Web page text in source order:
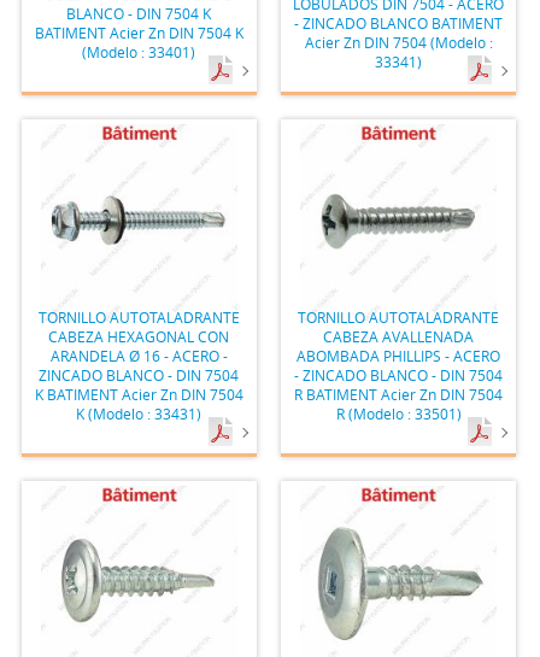
BLANCO - DIN 7504 K
BATIMENT Acier Zn DIN 7504 K
(Modelo : 33401)
- ZINCADO BLANCO BATIMENT
Acier Zn DIN 7504 (Modelo :
33341)
TORNILLO AUTOTALADRANTE
CABEZA HEXAGONAL CON
ARANDELA Ø 16 - ACERO -
ZINCADO BLANCO - DIN 7504
K BATIMENT Acier Zn DIN 7504
K (Modelo : 33431)
TORNILLO AUTOTALADRANTE
CABEZA AVALLENADA
ABOMBADA PHILLIPS - ACERO
- ZINCADO BLANCO - DIN 7504
R BATIMENT Acier Zn DIN 7504
R (Modelo : 33501)